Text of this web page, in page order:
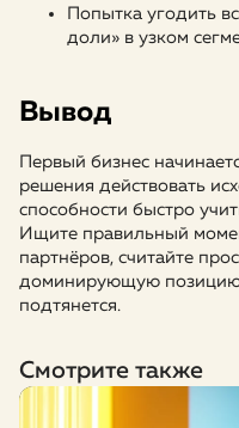
Попытка угодить
доли» в узком
Вывод
Первый бизнес
решения действовать
способности быстро
Ищите правильный
партнёров, считайте
доминирующую позицию
подтянется.
Смотрите также